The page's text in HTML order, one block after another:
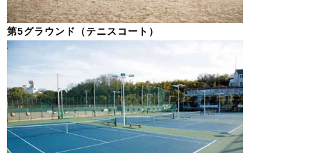
第5グラウンド（テニスコート）